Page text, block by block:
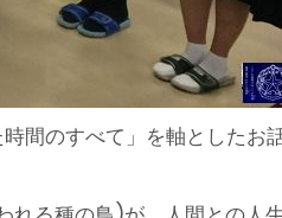
間のすべて」を軸としたお